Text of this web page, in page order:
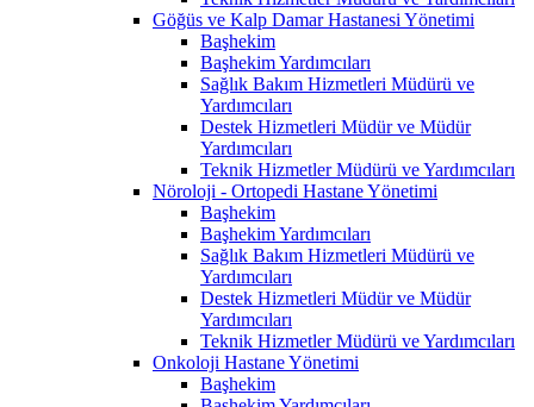
Göğüs ve Kalp Damar Hastanesi Yönetimi
Başhekim
Başhekim Yardımcıları
Sağlık Bakım Hizmetleri Müdürü ve
Yardımcıları
Destek Hizmetleri Müdür ve Müdür
Yardımcıları
Teknik Hizmetler Müdürü ve Yardımcıları
Nöroloji - Ortopedi Hastane Yönetimi
Başhekim
Başhekim Yardımcıları
Sağlık Bakım Hizmetleri Müdürü ve
Yardımcıları
Destek Hizmetleri Müdür ve Müdür
Yardımcıları
Teknik Hizmetler Müdürü ve Yardımcıları
Onkoloji Hastane Yönetimi
Başhekim